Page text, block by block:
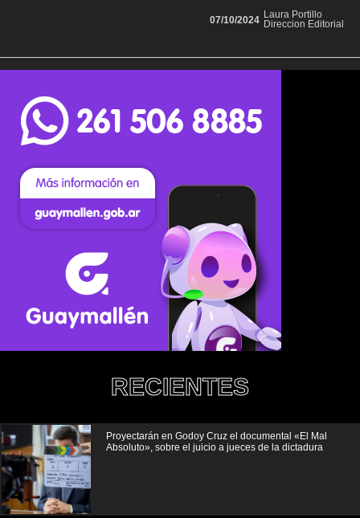
Laura Portillo
Direccion Editorial
07/10/2024
RECIENTES
Proyectarán en Godoy Cruz el documental «El Mal
Absoluto», sobre el juicio a jueces de la dictadura